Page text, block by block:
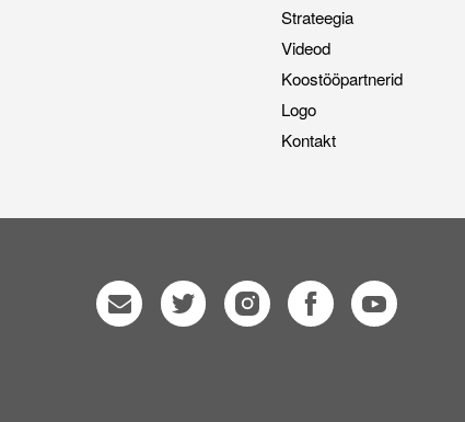
Strateegia
Videod
Koostööpartnerid
Logo
Kontakt